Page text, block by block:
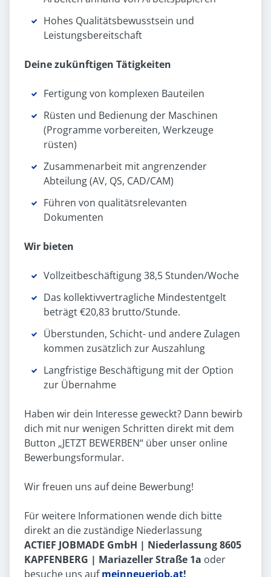
Hohes Qualitätsbewusstsein und
Leistungsbereitschaft
Deine zukünftigen Tätigkeiten
Fertigung von komplexen Bauteilen
Rüsten und Bedienung der Maschinen
(Programme vorbereiten, Werkzeuge
rüsten)
Zusammenarbeit mit angrenzender
Abteilung (AV, QS, CAD/CAM)
Führen von qualitätsrelevanten
Dokumenten
Wir bieten
Vollzeitbeschäftigung 38,5 Stunden/Woche
Das kollektivvertragliche Mindestentgelt
beträgt €20,83 brutto/Stunde.
Überstunden, Schicht- und andere Zulagen
kommen zusätzlich zur Auszahlung
Langfristige Beschäftigung mit der Option
zur Übernahme
Haben wir dein Interesse geweckt? Dann bewirb
dich mit nur wenigen Schritten direkt mit dem
Button „JETZT BEWERBEN“ über unser online
Bewerbungsformular.
Wir freuen uns auf deine Bewerbung!
Für weitere Informationen wende dich bitte
direkt an die zuständige Niederlassung
ACTIEF JOBMADE GmbH | Niederlassung 8605
KAPFENBERG | Mariazeller Straße 1a oder
besuche uns aufmeinneuerjob.at!